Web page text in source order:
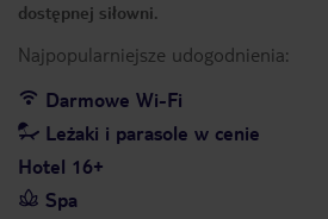
dostępnej siłowni.
Najpopularniejsze udogodnienia:
Darmowe Wi-Fi
Leżaki i parasole w cenie
Hotel 16+
Spa